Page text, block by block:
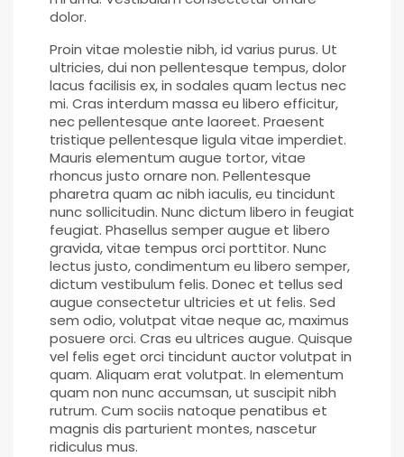
dolor.
Proin vitae molestie nibh, id varius purus. Ut
ultricies, dui non pellentesque tempus, dolor
lacus facilisis ex, in sodales quam lectus nec
mi. Cras interdum massa eu libero efficitur,
nec pellentesque ante laoreet. Praesent
tristique pellentesque ligula vitae imperdiet.
Mauris elementum augue tortor, vitae
rhoncus justo ornare non. Pellentesque
pharetra quam ac nibh iaculis, eu tincidunt
nunc sollicitudin. Nunc dictum libero in feugiat
feugiat. Phasellus semper augue et libero
gravida, vitae tempus orci porttitor. Nunc
lectus justo, condimentum eu libero semper,
dictum vestibulum felis. Donec et tellus sed
augue consectetur ultricies et ut felis. Sed
sem odio, volutpat vitae neque ac, maximus
posuere orci. Cras eu ultrices augue. Quisque
vel felis eget orci tincidunt auctor volutpat in
quam. Aliquam erat volutpat. In elementum
quam non nunc accumsan, ut suscipit nibh
rutrum. Cum sociis natoque penatibus et
magnis dis parturient montes, nascetur
ridiculus mus.